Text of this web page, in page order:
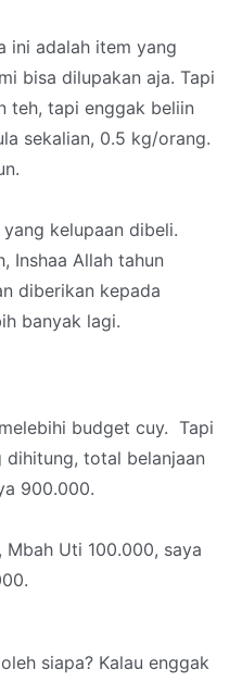
ini adalah item yang
bisa dilupakan aja. Tapi
teh, tapi enggak beliin
sekalian, 0.5 kg/orang.
kelupaan dibeli.
Inshaa Allah tahun
diberikan kepada
banyak lagi.
budget cuy. Tapi
dihitung, total belanjaan
900.000.
Uti 100.000, saya
siapa? Kalau enggak